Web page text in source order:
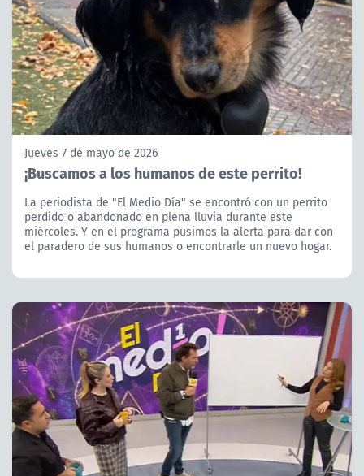
Jueves 7 de mayo de 2026
¡Buscamos a los humanos de este perrito!
La periodista de "El Medio Día" se encontró con un perrito
perdido o abandonado en plena lluvia durante este
miércoles. Y en el programa pusimos la alerta para dar con
el paradero de sus humanos o encontrarle un nuevo hogar.